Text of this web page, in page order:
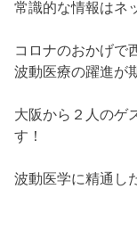
常識的な情報はネ
コロナのおかげで
波動医療の躍進が
大阪から２人のゲ
す！
波動医学に精通し